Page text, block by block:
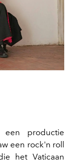
een productie
een rock'n roll
het Vaticaan